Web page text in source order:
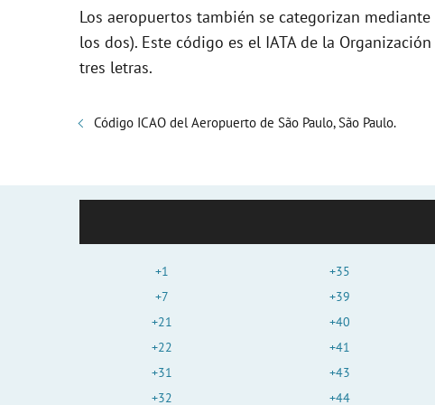
Los aeropuertos también se categorizan
los dos). Este código es el IATA de la
tres letras.
Código ICAO del Aeropuerto de São Paulo, São Paulo.
+1
+7
+21
+22
+31
+32
+35
+39
+40
+41
+43
+44